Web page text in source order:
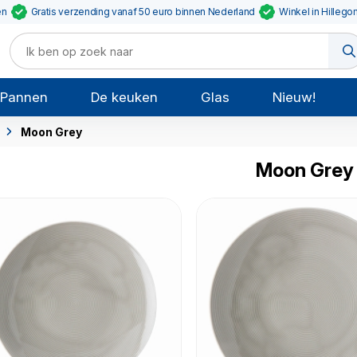
Gratis verzending vanaf 50 euro binnen Nederland Winkel in
Pannen De keuken Glas Nieuw!
Moon Grey
Moon Grey